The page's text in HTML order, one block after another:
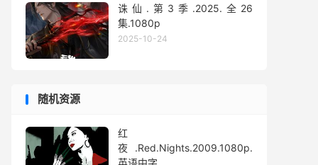
诛仙.第3季.2025.全26
集.1080p
2025-10-24
随机资源
红
夜.Red.Nights.2009.1080p.
英语中字